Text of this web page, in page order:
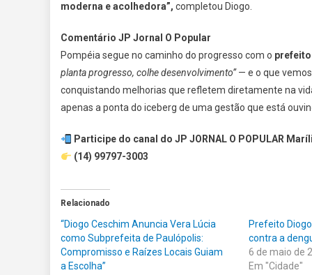
moderna e acolhedora”, completou Diogo.
Comentário JP Jornal O Popular
Pompéia segue no caminho do progresso com o
planta progresso, colhe desenvolvimento”— e o que
conquistando melhorias que refletem diretamente na
apenas a ponta do iceberg de uma gestão que está
Participe do canal do JP JORNAL O POPULAR
(14) 99797-3003
Relacionado
“Diogo Ceschim Anuncia Vera Lúcia
como Subprefeita de Paulópolis:
Compromisso e Raízes Locais Guiam
a Escolha”
Prefeito
contra a
6 de maio de
Em "Cidade"